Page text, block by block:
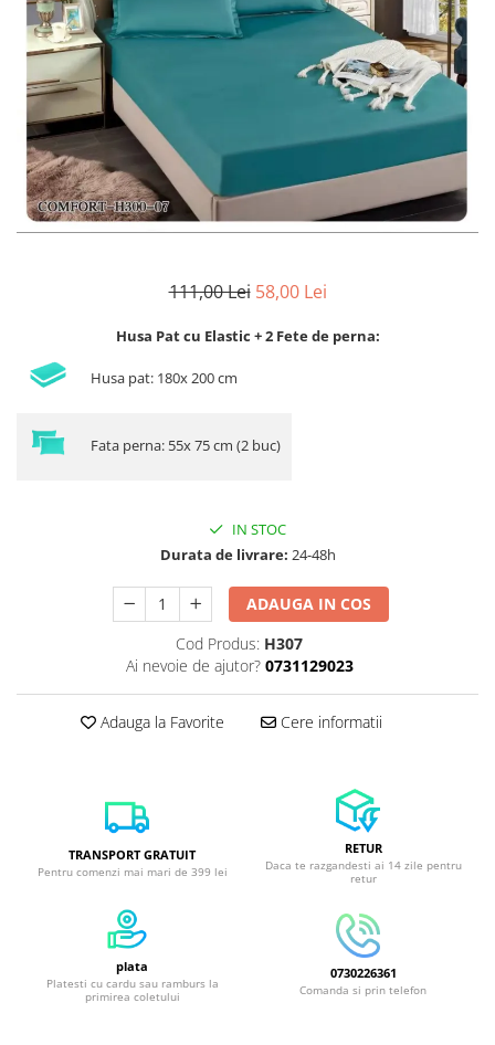
Lenjerii de pat Bumbac 100%
Lenjerii de pat Cocolino
Lenjerii de pat Finet + 2 Draperii
Lenjerii de pat Saten 4 piese cu
elastic
111,00 Lei 58,00 Lei
Husa Pat cu Elastic + 2 Fete de perna:
Husa pat: 180x 200 cm
Fata perna: 55x 75 cm (2 buc)
IN STOC
Durata de livrare: 24-48h
ADAUGA IN COS
Cod Produs: H307
Ai nevoie de ajutor? 0731129023
Adauga la Favorite Cere informatii
TRANSPORT GRATUIT
Pentru comenzi mai mari de 399 lei
RETUR
Daca te razgandesti ai 14 zile pentru
retur
plata
Platesti cu cardu sau ramburs la
primirea coletului
0730226361
Comanda si prin telefon